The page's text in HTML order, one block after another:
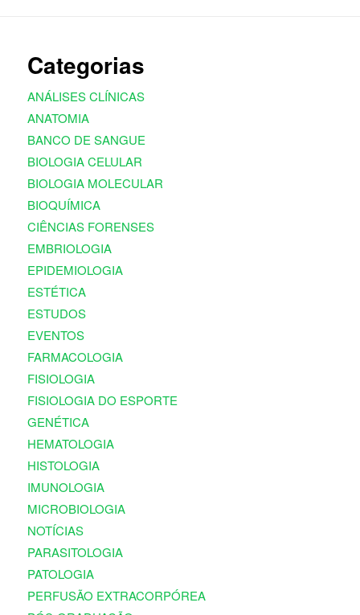
Categorias
ANÁLISES CLÍNICAS
ANATOMIA
BANCO DE SANGUE
BIOLOGIA CELULAR
BIOLOGIA MOLECULAR
BIOQUÍMICA
CIÊNCIAS FORENSES
EMBRIOLOGIA
EPIDEMIOLOGIA
ESTÉTICA
ESTUDOS
EVENTOS
FARMACOLOGIA
FISIOLOGIA
FISIOLOGIA DO ESPORTE
GENÉTICA
HEMATOLOGIA
HISTOLOGIA
IMUNOLOGIA
MICROBIOLOGIA
NOTÍCIAS
PARASITOLOGIA
PATOLOGIA
PERFUSÃO EXTRACORPÓREA